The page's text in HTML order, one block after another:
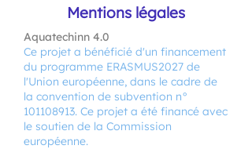
Mentions légales
Aquatechinn 4.0
Ce projet a bénéficié d'un financement
du programme ERASMUS2027 de
l'Union européenne, dans le cadre de
la convention de subvention n°
101108913. Ce projet a été financé avec
le soutien de la Commission
européenne.